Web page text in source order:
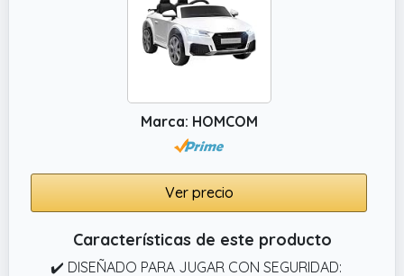
Marca: HOMCOM
Ver precio
Características de este producto
✔️ DISEÑADO PARA JUGAR CON SEGURIDAD: